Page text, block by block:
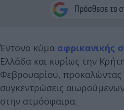
Έντονο κύμα αφρικανικής
Ελλάδα και κυρίως την
Φεβρουαρίου, προκαλώντας
συγκεντρώσεις
στην ατμόσφαιρα.